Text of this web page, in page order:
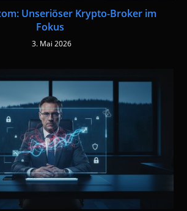
Unseriöser Krypto-Broker im
Fokus
3. Mai 2026